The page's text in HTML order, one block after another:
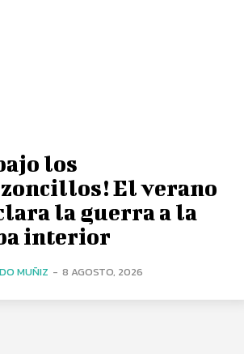
los
El verano
la guerra a la
interior
MUÑIZ - 8 AGOSTO, 2026